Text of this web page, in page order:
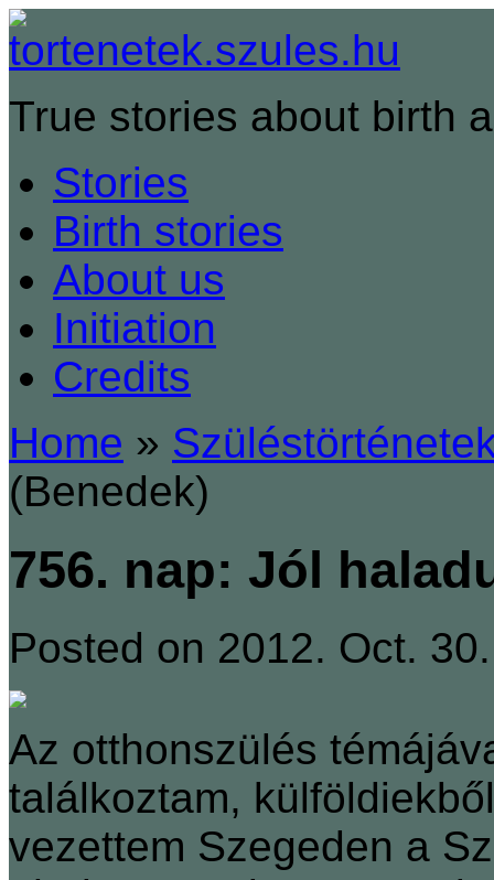
True stories about birth
Stories
Birth stories
About us
Initiation
Credits
Home »
(Benedek)
756. nap: Jól
Posted on 2012. Oct. 30.
Az otthonszülés
találkoztam,
vezettem Szegeden a